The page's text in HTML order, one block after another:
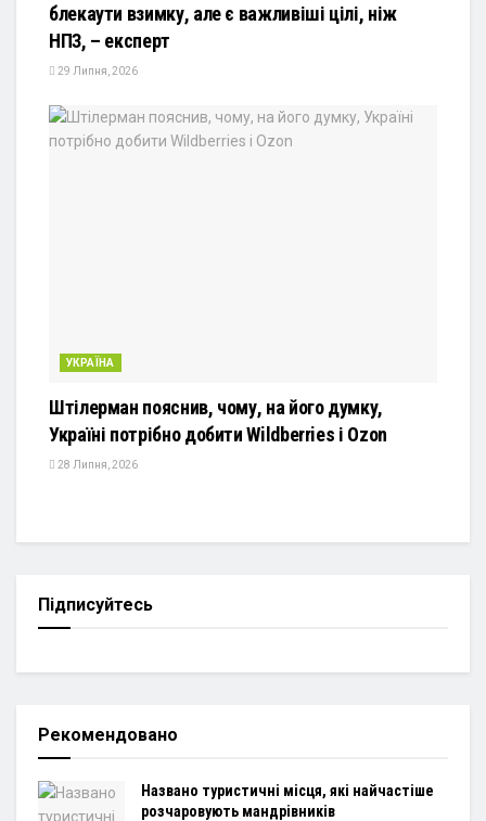
блекаути взимку, але є важливіші цілі, ніж
НПЗ, – експерт
29 Липня, 2026
УКРАЇНА
Штілерман пояснив, чому, на його думку,
Україні потрібно добити Wildberries і Ozon
28 Липня, 2026
Підписуйтесь
Рекомендовано
Названо туристичні місця, які найчастіше
розчаровують мандрівників